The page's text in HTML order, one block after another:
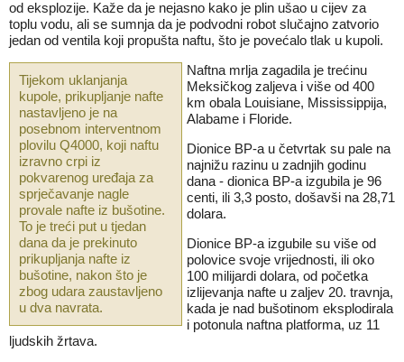
od eksplozije. Kaže da je nejasno kako je plin ušao u cijev za
toplu vodu, ali se sumnja da je podvodni robot slučajno zatvorio
jedan od ventila koji propušta naftu, što je povećalo tlak u kupoli.
Tijekom uklanjanja
kupole, prikupljanje nafte
nastavljeno je na
posebnom interventnom
plovilu Q4000, koji naftu
izravno crpi iz
pokvarenog uređaja za
sprječavanje nagle
provale nafte iz bušotine.
To je treći put u tjedan
dana da je prekinuto
prikupljanja nafte iz
bušotine, nakon što je
zbog udara zaustavljeno
u dva navrata.
Naftna mrlja zagadila je trećinu
Meksičkog zaljeva i više od 400
km obala Louisiane, Mississippija,
Alabame i Floride.
Dionice BP-a u četvrtak su pale na
najnižu razinu u zadnjih godinu
dana - dionica BP-a izgubila je 96
centi, ili 3,3 posto, došavši na 28,71
dolara.
Dionice BP-a izgubile su više od
polovice svoje vrijednosti, ili oko
100 milijardi dolara, od početka
izlijevanja nafte u zaljev 20. travnja,
kada je nad bušotinom eksplodirala
i potonula naftna platforma, uz 11
ljudskih žrtava.